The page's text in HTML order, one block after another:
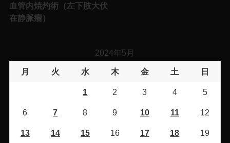
血管内焼灼術（左下肢大伏
在静脈瘤）
2024年5月
月 火 水 木 金 土 日
1 2 3 4 5
6 7 8 9 10 11 12
13 14 15 16 17 18 19